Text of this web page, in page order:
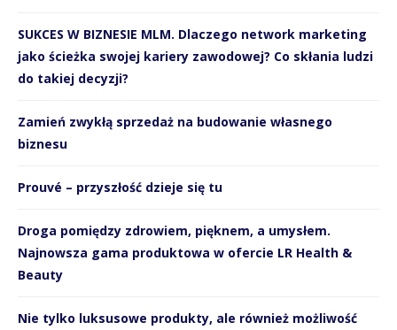
SUKCES W BIZNESIE MLM. Dlaczego network marketing
jako ścieżka swojej kariery zawodowej? Co skłania ludzi
do takiej decyzji?
Zamień zwykłą sprzedaż na budowanie własnego
biznesu
Prouvé – przyszłość dzieje się tu
Droga pomiędzy zdrowiem, pięknem, a umysłem.
Najnowsza gama produktowa w ofercie LR Health &
Beauty
Nie tylko luksusowe produkty, ale również możliwość